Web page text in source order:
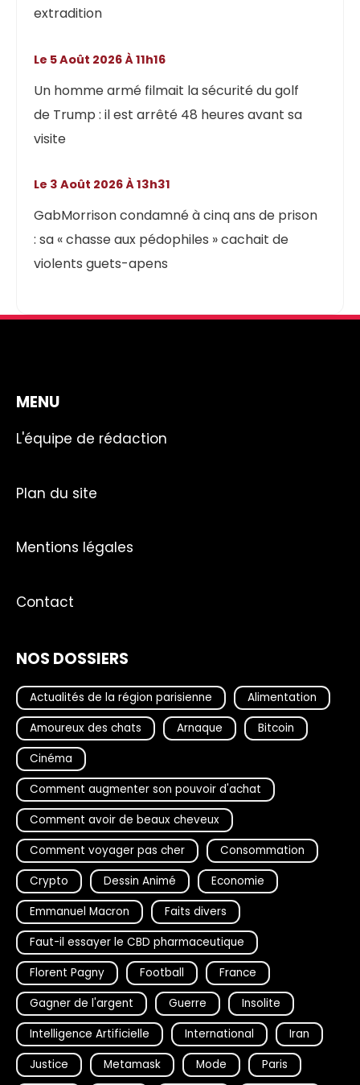
extradition
Un homme armé filmait la sécurité du golf
de Trump : il est arrêté 48 heures avant sa
visite
Le 5 Août 2026 À 11h16
GabMorrison condamné à cinq ans de prison
: sa « chasse aux pédophiles » cachait de
violents guets-apens
Le 3 Août 2026 À 13h31
MENU
L'équipe de rédaction
Plan du site
Mentions légales
Contact
NOS DOSSIERS
Actualités de la région parisienne
Alimentation
Amoureux des chats
Arnaque
Bitcoin
Cinéma
Comment augmenter son pouvoir d'achat
Comment avoir de beaux cheveux
Comment voyager pas cher
Consommation
Crypto
Dessin Animé
Economie
Emmanuel Macron
Faits divers
Faut-il essayer le CBD pharmaceutique
Florent Pagny
Football
France
Gagner de l'argent
Guerre
Insolite
Intelligence Artificielle
International
Iran
Justice
Metamask Mode Paris